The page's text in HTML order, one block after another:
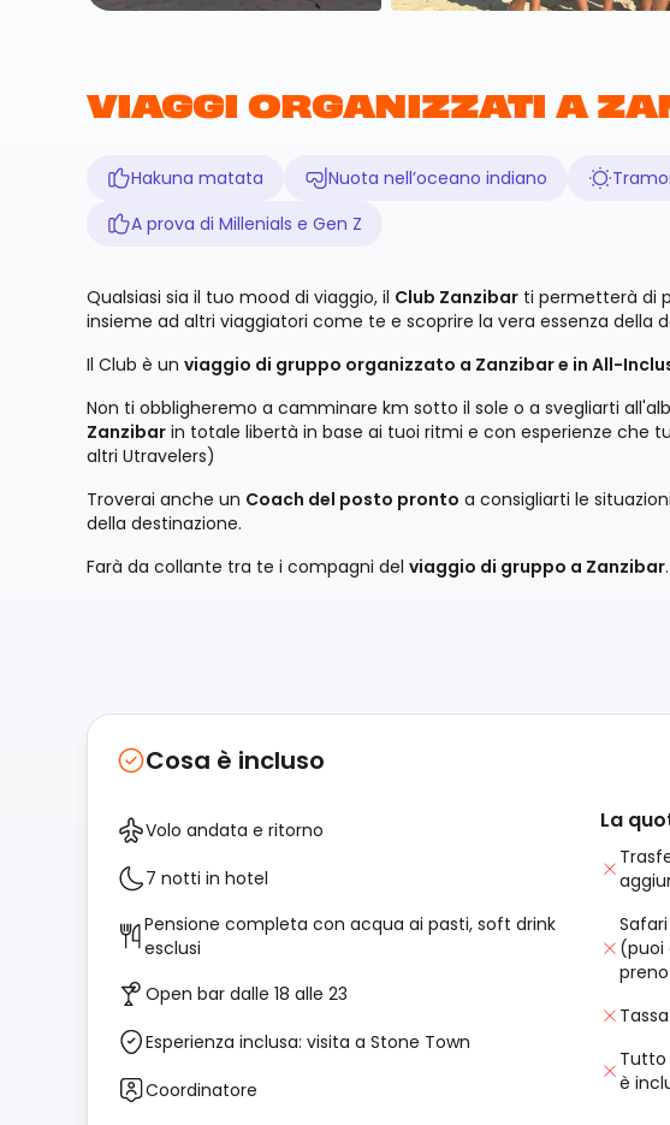
VIAGGI ORGANIZZATI A
Hakuna matata Nuota nell’oceano indiano
A prova di Millenials e Gen Z
Qualsiasi sia il tuo mood di viaggio, il Club Zanzibar ti permetterà di
insieme ad altri viaggiatori come te e scoprire la vera essenza della
Il Club è un viaggio di gruppo organizzato a Zanzibar e in All-
Non ti obbligheremo a camminare km sotto il sole o a svegliarti
Zanzibar in totale libertà in base ai tuoi ritmi e con esperienze che
altri Utravelers)
Troverai anche un Coach del posto pronto a consigliarti le
della destinazione.
Farà da collante tra te i compagni del viaggio di gruppo a Zanzibar.
Cosa è incluso
Volo andata e ritorno
7 notti in hotel
Pensione completa con acqua ai pasti, soft drink
esclusi
Open bar dalle 18 alle 23
Esperienza inclusa: visita a Stone Town
Coordinatore
La
(puoi
Tutto
è